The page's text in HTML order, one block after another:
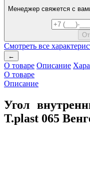
Менеджер свяжется с
Смотреть все
←
О товаре Описание
О товаре
Описание
Угол
T.рlast 065